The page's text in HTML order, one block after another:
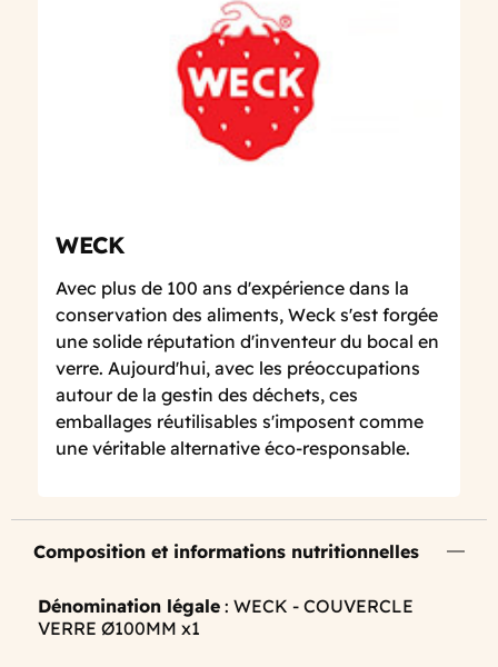
WECK
Avec plus de 100 ans d'expérience dans la
conservation des aliments, Weck s'est forgée
une solide réputation d'inventeur du bocal en
verre. Aujourd'hui, avec les préoccupations
autour de la gestin des déchets, ces
emballages réutilisables s'imposent comme
une véritable alternative éco-responsable.
Composition et informations nutritionnelles
Dénomination légale : WECK - COUVERCLE
VERRE Ø100MM x1